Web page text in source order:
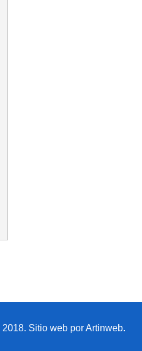
Sitio web por Artinweb.